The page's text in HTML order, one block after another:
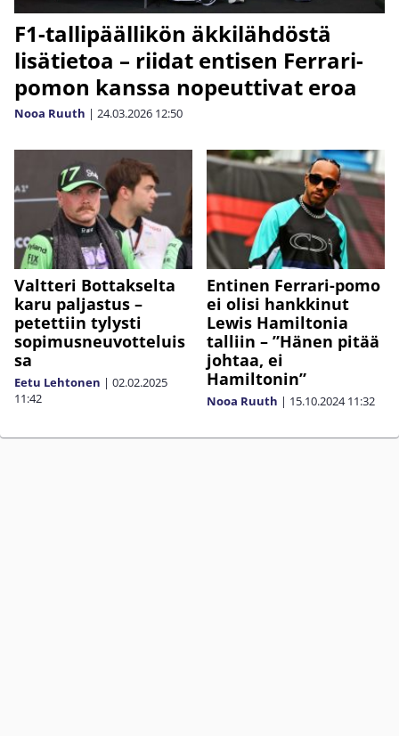
F1-tallipäällikön äkkilähdöstä
lisätietoa – riidat entisen Ferrari-
pomon kanssa nopeuttivat eroa
Nooa Ruuth | 24.03.2026 12:50
Valtteri Bottakselta
karu paljastus –
petettiin tylysti
sopimusneuvotteluis
sa
Eetu Lehtonen | 02.02.2025
11:42
Entinen Ferrari-pomo
ei olisi hankkinut
Lewis Hamiltonia
talliin – ”Hänen pitää
johtaa, ei
Hamiltonin”
Nooa Ruuth | 15.10.2024 11:32